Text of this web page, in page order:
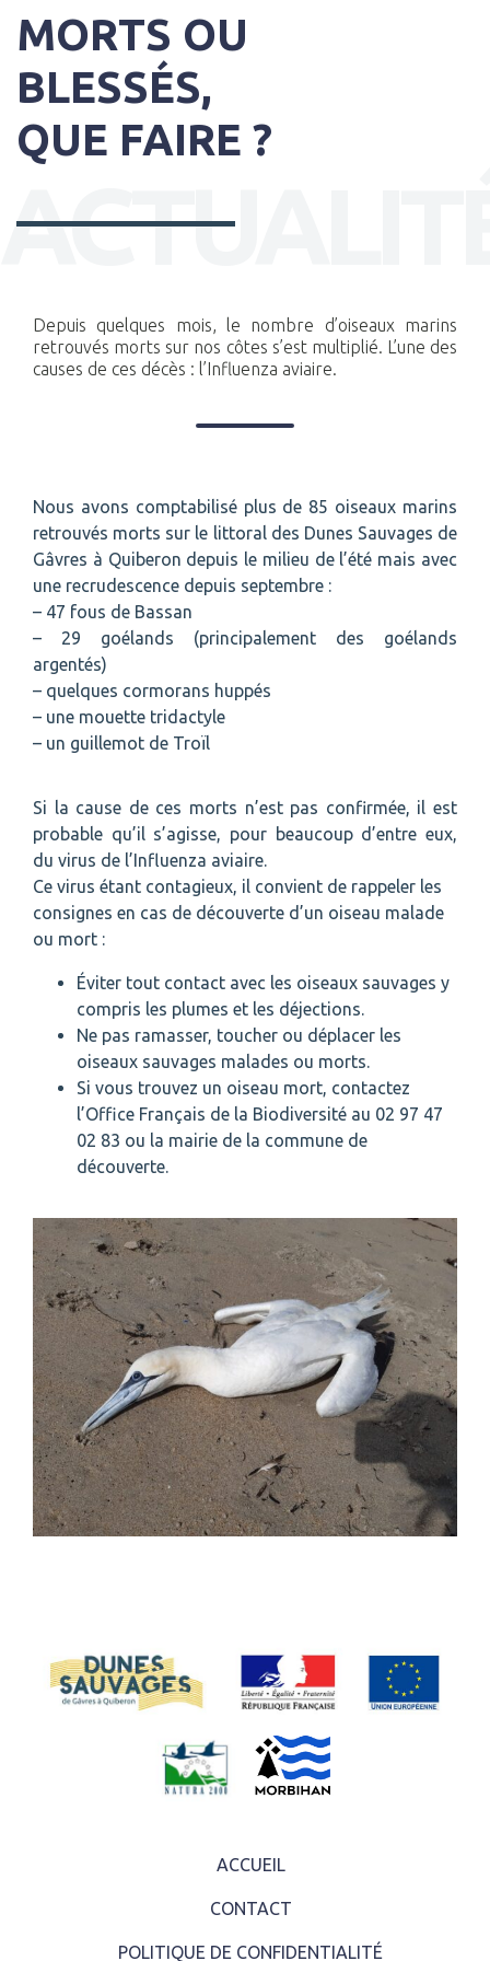
MORTS OU
BLESSÉS,
QUE FAIRE ?
Depuis quelques mois, le nombre d’oiseaux marins
retrouvés morts sur nos côtes s’est multiplié. L’une des
causes de ces décès : l’Influenza aviaire.
Nous avons comptabilisé plus de 85 oiseaux marins
retrouvés morts sur le littoral des Dunes Sauvages de
Gâvres à Quiberon depuis le milieu de l’été mais avec
une recrudescence depuis septembre :
– 47 fous de Bassan
– 29 goélands (principalement des goélands
argentés)
– quelques cormorans huppés
– une mouette tridactyle
– un guillemot de Troïl
Si la cause de ces morts n’est pas confirmée, il est
probable qu’il s’agisse, pour beaucoup d’entre eux,
du virus de l’Influenza aviaire.
Ce virus étant contagieux, il convient de rappeler les
consignes en cas de découverte d’un oiseau malade
ou mort :
Éviter tout contact avec les oiseaux sauvages y
compris les plumes et les déjections.
Ne pas ramasser, toucher ou déplacer les
oiseaux sauvages malades ou morts.
Si vous trouvez un oiseau mort, contactez
l’Office Français de la Biodiversité au 02 97 47
02 83 ou la mairie de la commune de
découverte.
ACCUEIL
CONTACT
POLITIQUE DE CONFIDENTIALITÉ